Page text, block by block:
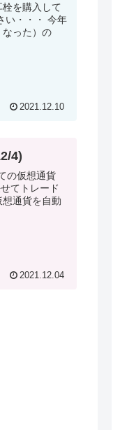
を購入して
い・・・ 今年
なった）の
2021.12.10
4)
の仮想通貨
てトレード
通貨を自動
2021.12.04